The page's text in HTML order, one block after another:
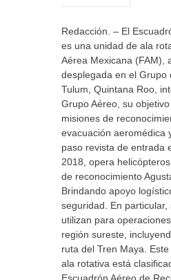
Redacción. – El
es una unidad de ala
Aérea Mexicana (FAM),
desplegada en el Grupo
Tulum, Quintana Roo,
Grupo Aéreo, su
misiones de
evacuación aeromédica
paso revista de entrada
2018, opera
de reconocimiento
Brindando apoyo
seguridad. En
utilizan para
región sureste,
ruta del Tren Maya.
ala rotativa está